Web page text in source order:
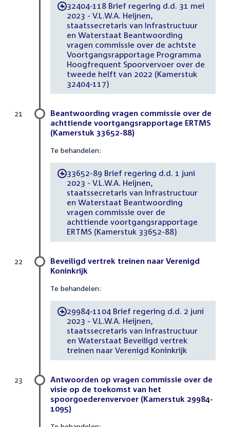
-32404-118 Brief regering d.d. 31 mei
2023 - V.L.W.A. Heijnen,
staatssecretaris van Infrastructuur
en Waterstaat Beantwoording
vragen commissie over de achtste
Voortgangsrapportage Programma
Hoogfrequent Spoorvervoer over de
tweede helft van 2022 (Kamerstuk
32404-117)
Beantwoording vragen commissie over de
achttiende voortgangsrapportage ERTMS
(Kamerstuk 33652-88)
Te behandelen:
-33652-89 Brief regering d.d. 1 juni
2023 - V.L.W.A. Heijnen,
staatssecretaris van Infrastructuur
en Waterstaat Beantwoording
vragen commissie over de
achttiende voortgangsrapportage
ERTMS (Kamerstuk 33652-88)
21
Beveiligd vertrek treinen naar Verenigd
Koninkrijk
Te behandelen:
-29984-1104 Brief regering d.d. 2 juni
2023 - V.L.W.A. Heijnen,
staatssecretaris van Infrastructuur
en Waterstaat Beveiligd vertrek
treinen naar Verenigd Koninkrijk
22
Antwoorden op vragen commissie over de
visie op de toekomst van het
spoorgoederenvervoer (Kamerstuk 29984-
1095)
23